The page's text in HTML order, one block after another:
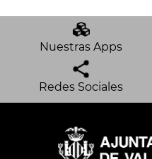
Nuestras Apps
Redes Sociales